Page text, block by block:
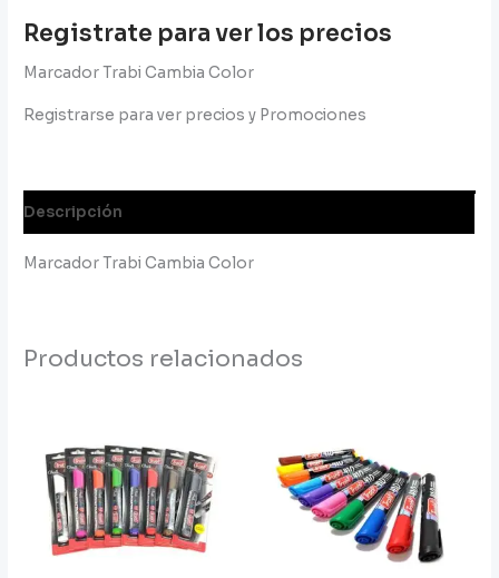
Registrate para ver los precios
Marcador Trabi Cambia Color
Registrarse para ver precios y Promociones
Descripción
Marcador Trabi Cambia Color
Productos relacionados